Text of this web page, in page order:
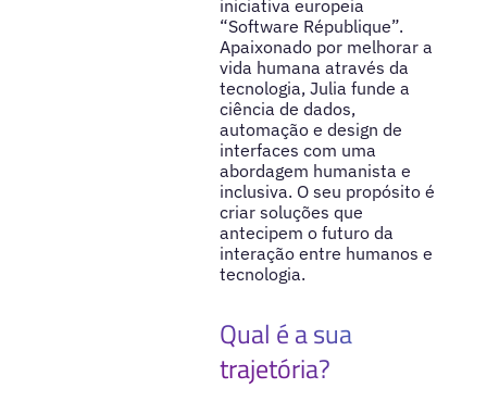
iniciativa europeia
“Software République”.
Apaixonado por melhorar a
vida humana através da
tecnologia, Julia funde a
ciência de dados,
automação e design de
interfaces com uma
abordagem humanista e
inclusiva. O seu propósito é
criar soluções que
antecipem o futuro da
interação entre humanos e
tecnologia.
Qual é a sua
trajetória?